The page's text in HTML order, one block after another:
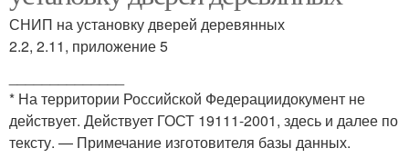
СНИП на установку дверей деревянных
2.2, 2.11, приложение 5
* На территории Российской Федерациидокумент не
действует. Действует ГОСТ 19111-2001, здесь и далее по
тексту. — Примечание изготовителя базы данных.